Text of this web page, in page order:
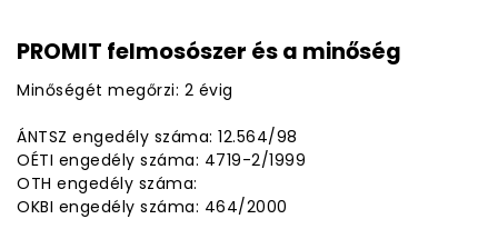
PROMIT felmosószer és a minőség
Minőségét megőrzi: 2 évig
ÁNTSZ engedély száma: 12.564/98
OÉTI engedély száma: 4719-2/1999
OTH engedély száma:
OKBI engedély száma: 464/2000